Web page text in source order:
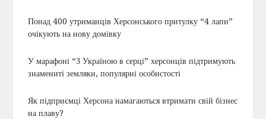
Понад 400 утриманців Херсонського притулку “4 лапи”
очікують на нову домівку
У марафоні “З Україною в серці” херсонців підтримують
знамениті земляки, популярні особистості
Як підприємці Херсона намагаються втримати свій бізнес
на плаву?